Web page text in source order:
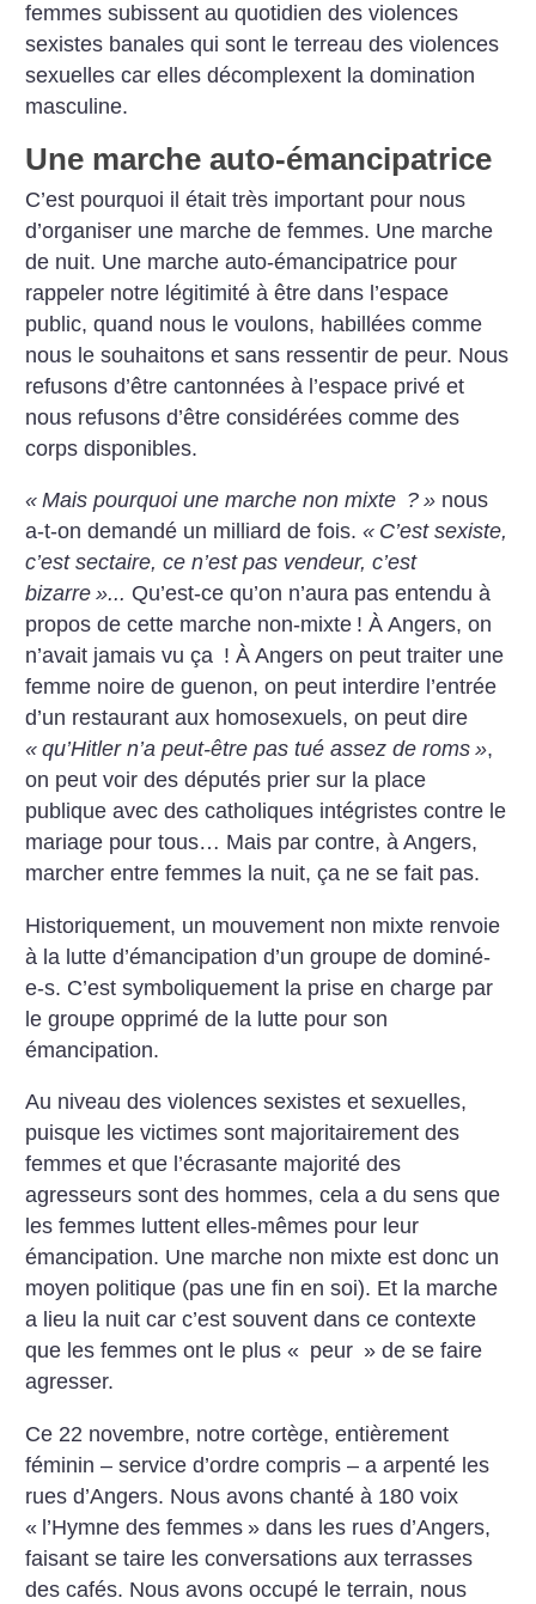
femmes subissent au quotidien des violences
sexistes banales qui sont le terreau des violences
sexuelles car elles décomplexent la domination
masculine.
Une marche auto-émancipatrice
C’est pourquoi il était très important pour nous
d’organiser une marche de femmes. Une marche
de nuit. Une marche auto-émancipatrice pour
rappeler notre légitimité à être dans l’espace
public, quand nous le voulons, habillées comme
nous le souhaitons et sans ressentir de peur. Nous
refusons d’être cantonnées à l’espace privé et
nous refusons d’être considérées comme des
corps disponibles.
« Mais pourquoi une marche non mixte ? » nous
a-t-on demandé un milliard de fois.« C’est sexiste,
c’est sectaire, ce n’est pas vendeur, c’est
bizarre »... Qu’est-ce qu’on n’aura pas entendu à
propos de cette marche non-mixte ! À Angers, on
n’avait jamais vu ça ! À Angers on peut traiter une
femme noire de guenon, on peut interdire l’entrée
d’un restaurant aux homosexuels, on peut dire
« qu’Hitler n’a peut-être pas tué assez de roms »,
on peut voir des députés prier sur la place
publique avec des catholiques intégristes contre le
mariage pour tous… Mais par contre, à Angers,
marcher entre femmes la nuit, ça ne se fait pas.
Historiquement, un mouvement non mixte renvoie
à la lutte d’émancipation d’un groupe de dominé-
e-s. C’est symboliquement la prise en charge par
le groupe opprimé de la lutte pour son
émancipation.
Au niveau des violences sexistes et sexuelles,
puisque les victimes sont majoritairement des
femmes et que l’écrasante majorité des
agresseurs sont des hommes, cela a du sens que
les femmes luttent elles-mêmes pour leur
émancipation. Une marche non mixte est donc un
moyen politique (pas une fin en soi). Et la marche
a lieu la nuit car c’est souvent dans ce contexte
que les femmes ont le plus « peur » de se faire
agresser.
Ce 22 novembre, notre cortège, entièrement
féminin – service d’ordre compris – a arpenté les
rues d’Angers. Nous avons chanté à 180 voix
« l’Hymne des femmes » dans les rues d’Angers,
faisant se taire les conversations aux terrasses
des cafés. Nous avons occupé le terrain, nous